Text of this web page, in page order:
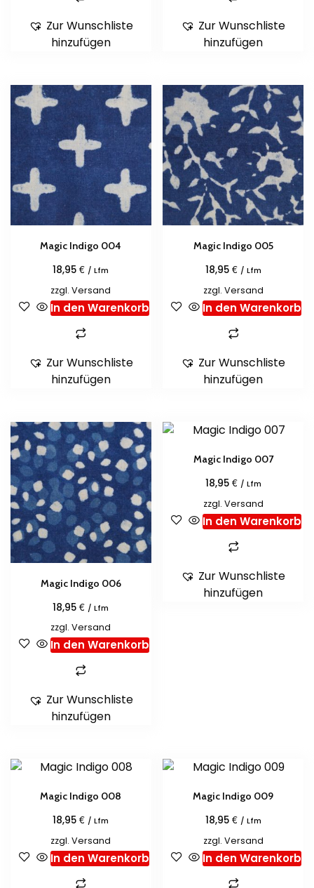
Zur Wunschliste
hinzufügen
Zur Wunschliste
hinzufügen
Magic Indigo 004
18,95€ / Lfm
zzgl.Versand
In den Warenkorb
Zur Wunschliste
hinzufügen
Magic Indigo 005
18,95 € / Lfm
zzgl. Versand
In den Warenkorb
Zur Wunschliste
hinzufügen
Magic Indigo 006
18,95€ / Lfm
zzgl.Versand
In den Warenkorb
Zur Wunschliste
hinzufügen
Magic Indigo 007
18,95 € / Lfm
zzgl. Versand
In den Warenkorb
Zur Wunschliste
hinzufügen
Magic Indigo 008
18,95€ / Lfm
zzgl.Versand
In den Warenkorb
Magic Indigo 009
18,95 € / Lfm
zzgl. Versand
In den Warenkorb